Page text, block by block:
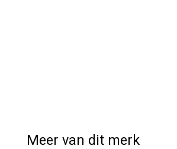
Meer van dit merk